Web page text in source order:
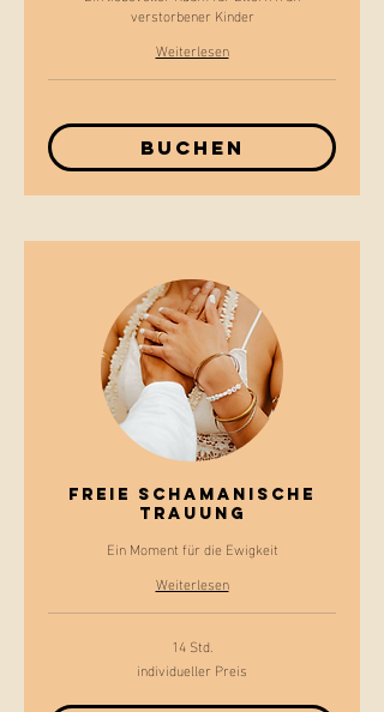
verstorbener Kinder
Weiterlesen
Buchen
Freie schamanische
Trauung
Ein Moment für die Ewigkeit
Weiterlesen
14 Std.
individueller Preis